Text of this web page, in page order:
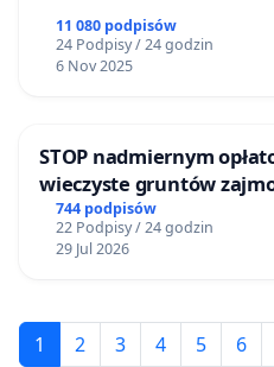
11 080 podpisów
24 Podpisy / 24 godzin
6 Nov 2025
STOP nadmiernym
wieczyste gruntów
ogrody działkowe.
744 podpisów
22 Podpisy / 24 godzin
29 Jul 2026
1 2 3 4 5 6